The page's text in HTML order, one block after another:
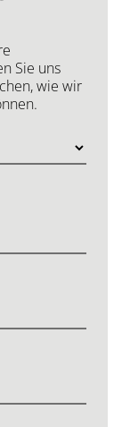
Sie uns
wie wir